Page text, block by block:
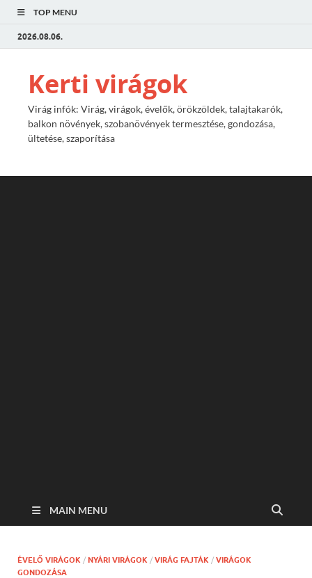
TOP MENU
2026.08.06.
Kerti virágok
Virág infók: Virág, virágok, évelők, örökzöldek, talajtakarók,
balkon növények, szobanövények termesztése, gondozása,
ültetése, szaporítása
MAIN MENU
ÉVELŐ VIRÁGOK / NYÁRI VIRÁGOK / VIRÁG FAJTÁK / VIRÁGOK
GONDOZÁSA